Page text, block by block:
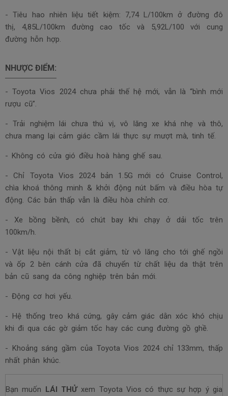
- Tiêu hao nhiên liệu tiết kiệm: 7,74 L/100km ở đường đô
thị, 4,85L/100km đường cao tốc và 5,92L/100 với cung
đường hỗn hợp.
NHƯỢC ĐIỂM:
- Toyota Vios 2024 chưa phải thế hệ mới, vẫn là “bình mới
rượu cũ”.
- Trải nghiệm lái chưa thú vị, vô lăng xe khá nhẹ và thô,
chưa mang lại cảm giác cầm lái thực sự mượt mà, tinh tế.
- Không có cửa gió điều hoà hàng ghế sau.
- Chỉ Toyota Vios 2024 bản 1.5G mới có Cruise Control,
chìa khoá thông minh & khởi động nút bấm và điều hòa tự
động. Các bản thấp vẫn là điều hòa chỉnh cơ.
- Xe bồng bềnh, có chút bay khi chạy ở dải tốc trên
100km/h.
- Vật liệu nội thất bị cắt giảm, từ vô lăng cho tới ghế ngồi
và ốp 2 bên cánh cửa đã chuyển từ chất liệu da thật trên
bản cũ sang da công nghiệp trên bản mới.
- Động cơ hơi yếu.
- Hệ thống treo khá cứng, gây cảm giác dằn xóc khó chịu
khi đi qua các gờ giảm tốc hay các cung đường gồ ghề.
- Khoảng sáng gầm của Toyota Vios 2024 chỉ 133mm, thấp
nhất phân khúc.
Bạn muốn LÁI THỬxem Toyota Vios có thực sự hợp ý gia